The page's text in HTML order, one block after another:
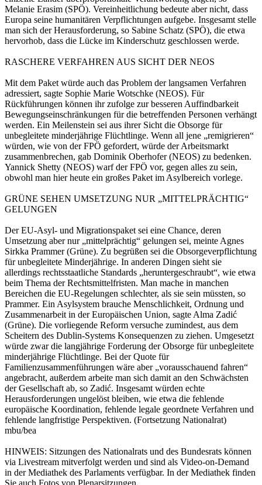
Melanie Erasim (SPÖ). Vereinheitlichung bedeute aber nicht, dass
Europa seine humanitären Verpflichtungen aufgebe. Insgesamt stelle
man sich der Herausforderung, so Sabine Schatz (SPÖ), die etwa
hervorhob, dass die Lücke im Kinderschutz geschlossen werde.
RASCHERE VERFAHREN AUS SICHT DER NEOS
Mit dem Paket würde auch das Problem der langsamen Verfahren
adressiert, sagte Sophie Marie Wotschke (NEOS). Für
Rückführungen können ihr zufolge zur besseren Auffindbarkeit
Bewegungseinschränkungen für die betreffenden Personen verhängt
werden. Ein Meilenstein sei aus ihrer Sicht die Obsorge für
unbegleitete minderjährige Flüchtlinge. Wenn all jene „remigrieren“
würden, wie von der FPÖ gefordert, würde der Arbeitsmarkt
zusammenbrechen, gab Dominik Oberhofer (NEOS) zu bedenken.
Yannick Shetty (NEOS) warf der FPÖ vor, gegen alles zu sein,
obwohl man hier heute ein großes Paket im Asylbereich vorlege.
GRÜNE SEHEN UMSETZUNG NUR „MITTELPRÄCHTIG“
GELUNGEN
Der EU-Asyl- und Migrationspaket sei eine Chance, deren
Umsetzung aber nur „mittelprächtig“ gelungen sei, meinte Agnes
Sirkka Prammer (Grüne). Zu begrüßen sei die Obsorgeverpflichtung
für unbegleitete Minderjährige. In anderen Dingen sieht sie
allerdings rechtsstaatliche Standards „heruntergeschraubt“, wie etwa
beim Thema der Rechtsmittelfristen. Man mache in manchen
Bereichen die EU-Regelungen schlechter, als sie sein müssten, so
Prammer. Ein Asylsystem brauche Menschlichkeit, Ordnung und
Zusammenarbeit in der Europäischen Union, sagte Alma Zadić
(Grüne). Die vorliegende Reform versuche zumindest, aus dem
Scheitern des Dublin-Systems Konsequenzen zu ziehen. Umgesetzt
würde zwar die langjährige Forderung der Obsorge für unbegleitete
minderjährige Flüchtlinge. Bei der Quote für
Familienzusammenführungen wäre aber „vorausschauend fahren“
angebracht, außerdem arbeite man sich damit an den Schwächsten
der Gesellschaft ab, so Zadić. Insgesamt würden echte
Herausforderungen ungelöst bleiben, wie etwa die fehlende
europäische Koordination, fehlende legale geordnete Verfahren und
fehlende langfristige Perspektiven. (Fortsetzung Nationalrat)
mbu/bea
HINWEIS: Sitzungen des Nationalrats und des Bundesrats können
via Livestream mitverfolgt werden und sind als Video-on-Demand
in der Mediathek des Parlaments verfügbar. In der Mediathek finden
Sie auch Fotos von Plenarsitzungen.